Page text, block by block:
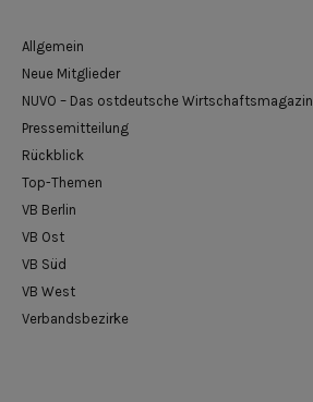
Allgemein
Neue Mitglieder
NUVO – Das ostdeutsche Wirtschaftsmagazin
Pressemitteilung
Rückblick
Top-Themen
VB Berlin
VB Ost
VB Süd
VB West
Verbandsbezirke